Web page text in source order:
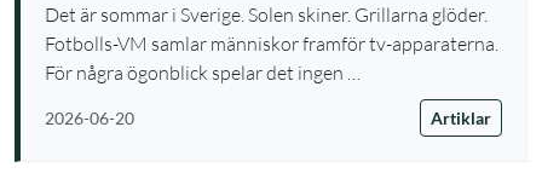
Det är sommar i Sverige. Solen skiner. Grillarna glöder.
Fotbolls-VM samlar människor framför tv-apparaterna.
För några ögonblick spelar det ingen …
2026-06-20 Artiklar